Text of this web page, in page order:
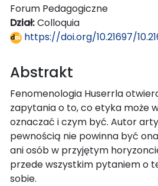
Forum Pedagogiczne
Dział:Colloquia
https://doi.org/10.21697/
Abstrakt
Fenomenologia Huserrla
zapytania o to, co etyka może
oznaczać i czym być. Autor
pewnością nie powinna być
ani osób w przyjętym
przede wszystkim pytaniem o
sobie.